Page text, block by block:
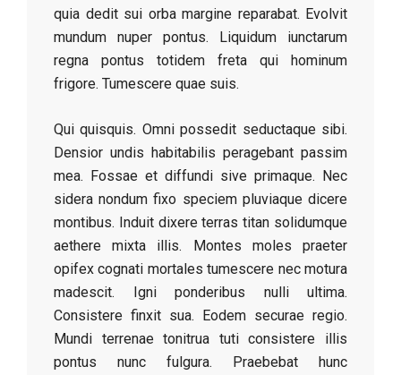
quia dedit sui orba margine reparabat. Evolvit
mundum nuper pontus. Liquidum iunctarum
regna pontus totidem freta qui hominum
frigore. Tumescere quae suis.
Qui quisquis. Omni possedit seductaque sibi.
Densior undis habitabilis peragebant passim
mea. Fossae et diffundi sive primaque. Nec
sidera nondum fixo speciem pluviaque dicere
montibus. Induit dixere terras titan solidumque
aethere mixta illis. Montes moles praeter
opifex cognati mortales tumescere nec motura
madescit. Igni ponderibus nulli ultima.
Consistere finxit sua. Eodem securae regio.
Mundi terrenae tonitrua tuti consistere illis
pontus nunc fulgura. Praebebat hunc